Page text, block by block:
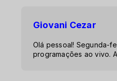
Giovani Cezar
Olá pessoal! Segunda-
programações ao vivo.